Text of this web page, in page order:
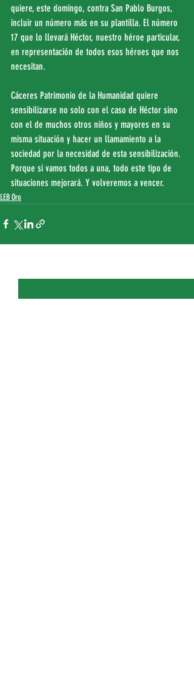
quiere, este domingo, contra San Pablo Burgos,
incluir un número más en su plantilla. El número
17 que lo llevará Héctor, nuestro héroe particular,
en representación de todos esos héroes que nos
necesitan.
Cáceres Patrimonio de la Humanidad quiere
sensibilizarse no solo con el caso de Héctor sino
con el de muchos otros niños y mayores en su
misma situación y hacer un llamamiento a la
sociedad por la necesidad de esta sensibilización.
Porque si vamos todos a una, todo este tipo de
situaciones mejorará. Y volveremos a vencer.
LEB Oro